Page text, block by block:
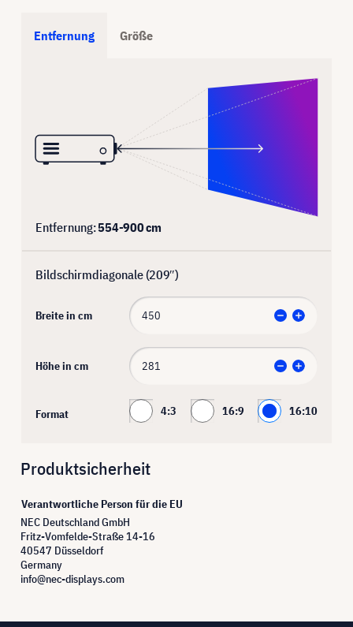
Entfernung Größe
Entfernung:554-900cm
Bildschirmdiagonale (209″)
Breite in cm
Höhe in cm
Format 4:3 16:9 16:10
Produktsicherheit
Verantwortliche Person für die EU
NEC Deutschland GmbH
Fritz-Vomfelde-Straße 14-16
40547 Düsseldorf
Germany
info@nec-displays.com